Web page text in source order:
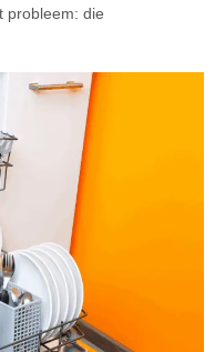
probleem: die